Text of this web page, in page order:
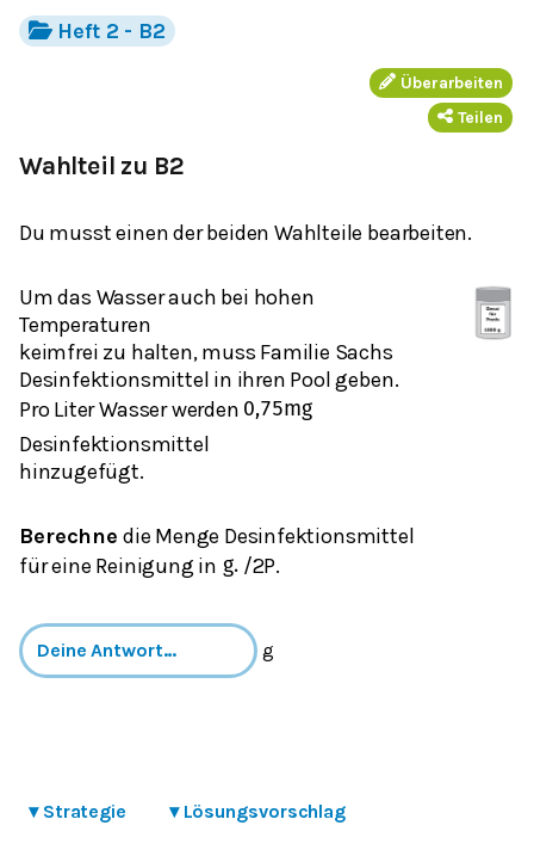
Heft 2 - B2
Überarbeiten
Teilen
Wahlteil zu B2
Du musst einen der beiden Wahlteile bearbeiten.
Um das Wasser auch bei hohen
Temperaturen
keimfrei zu halten, muss Familie Sachs
Desinfektionsmittel in ihren Pool geben.
Pro Liter Wasser werden 0,75mg
Desinfektionsmittel
hinzugefügt.
Berechne die Menge Desinfektionsmittel
für eine Reinigung in g./2P.
g
▾ Strategie ▾ Lösungsvorschlag